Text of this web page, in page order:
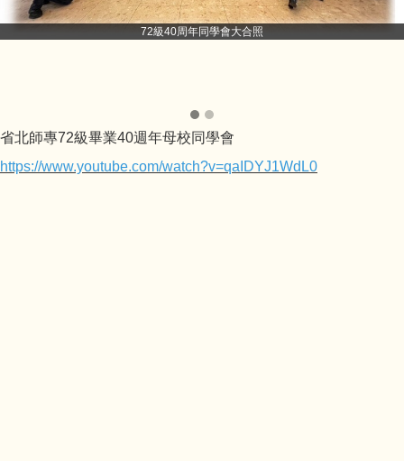
72級40周年同學會大合照
省北師專72級畢業40週年母校同學會
https://www.youtube.com/watch?v=qaIDYJ1WdL0